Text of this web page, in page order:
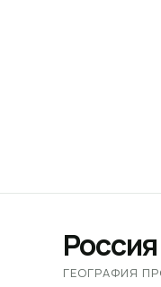
Россия
ГЕОГРАФИЯ